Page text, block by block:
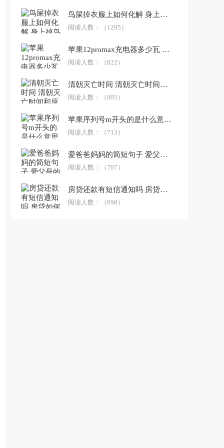
鸟屎掉衣服上如何化解 身上掉鸟屎什么寓意
阅读人数： （1295）
苹果12promax充电器多少瓦 苹果11充电器多少瓦
阅读人数： （822）
清朝灭亡时间 清朝灭亡时间和原因
阅读人数： （805）
苹果序列号m开头的是什么意思 苹果序列号fk开头的是哪里产的
阅读人数： （713）
爱爸爸妈妈的简短句子 爱父母的句子 爱媳妇的句子简短
阅读人数： （707）
房贷还款有短信通知吗 房贷如何还款
阅读人数： （698）